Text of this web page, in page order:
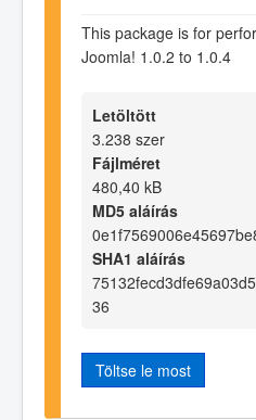
This package is for
Joomla! 1.0.2 to 1.0.4
Letöltött
3.238 szer
Fájlméret
480,40 kB
MD5 aláírás
SHA1 aláírás
36
Töltse le most